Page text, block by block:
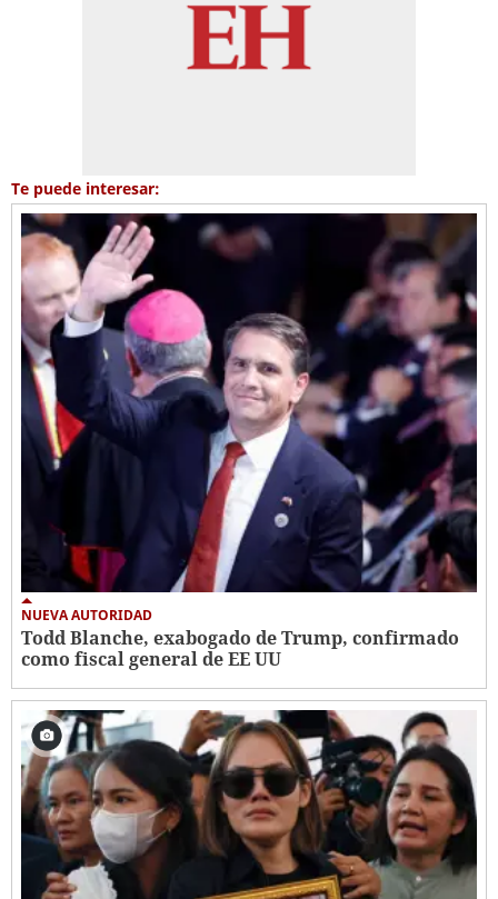
Te puede interesar:
NUEVA AUTORIDAD
Todd Blanche, exabogado de Trump, confirmado
como fiscal general de EE UU